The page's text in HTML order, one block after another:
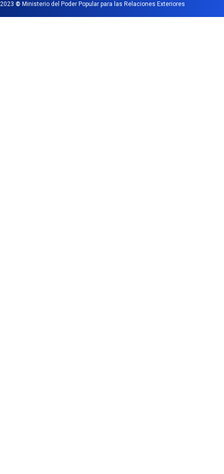
2023 © Ministerio del Poder Popular para las Relaciones Exteriores